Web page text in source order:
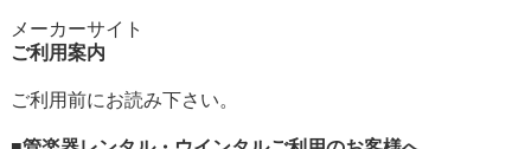
メーカーサイト
ご利用案内
ご利用前にお読み下さい。